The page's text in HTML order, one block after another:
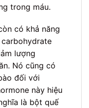
trong máu.
có khả năng
lượng
Nó cũng có
đối với
này hiệu
là bột quế